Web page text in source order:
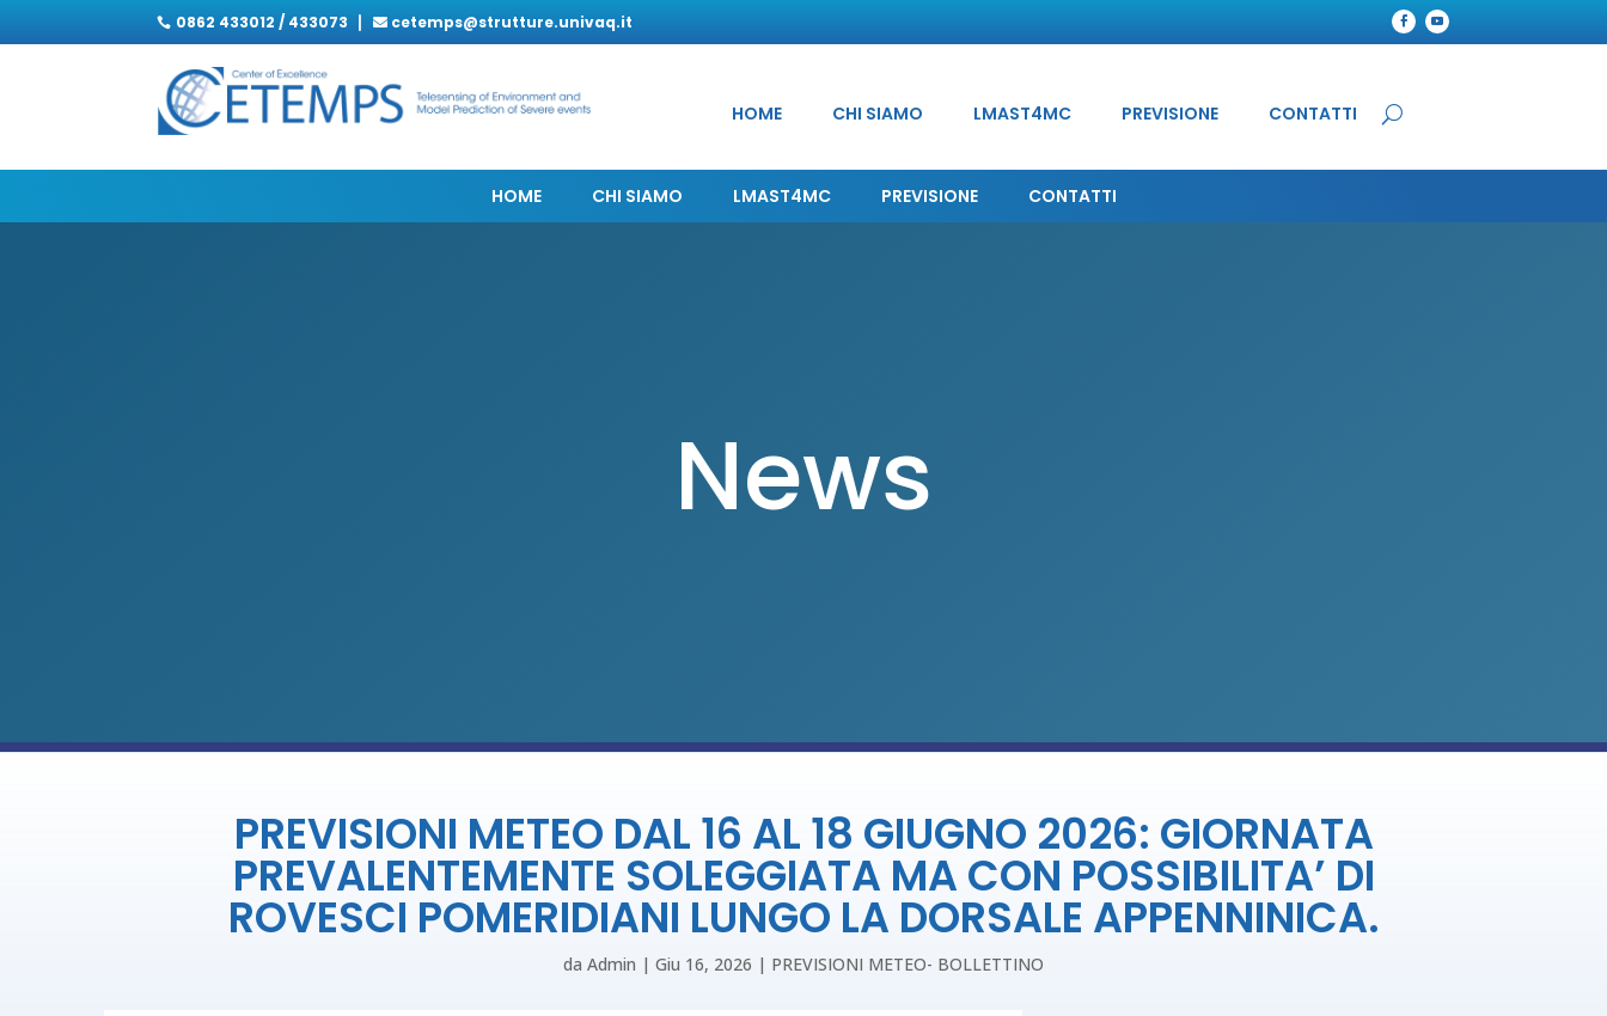
0862 433012 / 433073  cetemps@strutture.univaq.it
HOME CHI SIAMO LMAST4MC PREVISIONE CONTATTI
HOME CHI SIAMO LMAST4MC PREVISIONE CONTATTI
News
PREVISIONI METEO DAL 16 AL 18 GIUGNO 2026: GIORNATA
PREVALENTEMENTE SOLEGGIATA MA CON POSSIBILITA’ DI
ROVESCI POMERIDIANI LUNGO LA DORSALE APPENNINICA.
da Admin | Giu 16, 2026 | PREVISIONI METEO- BOLLETTINO